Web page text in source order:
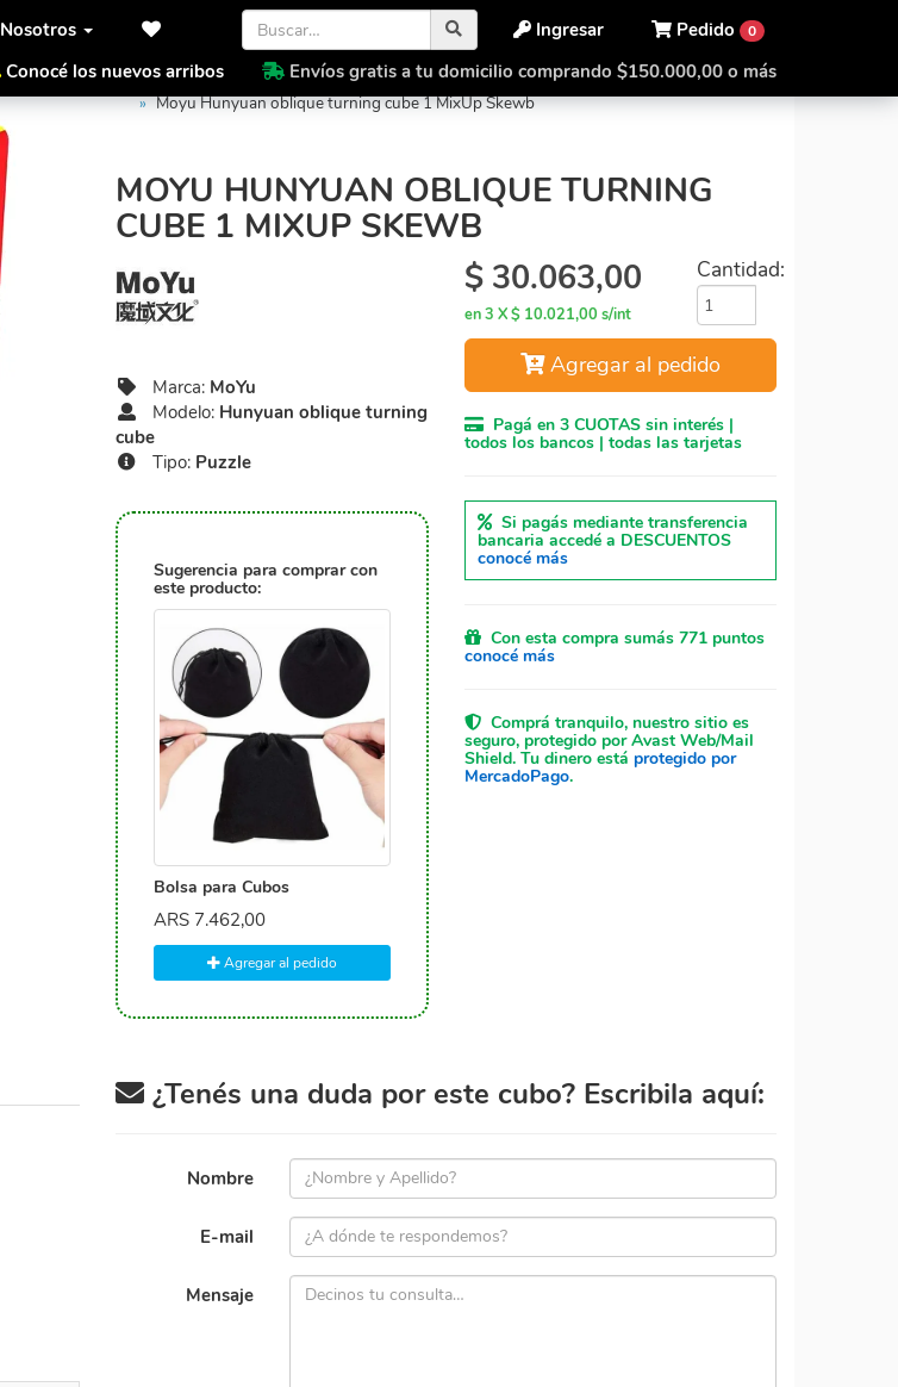
Nosotros Pedido 0
Ingresar
Conocé los nuevos arribos
Envíos gratis a tu domicilio comprando $150.000,00 o más
Inicio MoYu
Hunyuan oblique turning cube
Moyu Hunyuan oblique turning cube 1 MixUp Skewb
MOYU HUNYUAN OBLIQUE TURNING
CUBE 1 MIXUP SKEWB
Marca: MoYu
Modelo: Hunyuan oblique turning
cube
Tipo: Puzzle
Sugerencia para comprar con
este producto:
Bolsa para Cubos
ARS 7.462,00
Agregar al pedido
$ 30.063,00
en 3 X $ 10.021,00 s/int
Cantidad:
Agregar al pedido
Pagá en 3 CUOTAS sin interés |
todos los bancos | todas las tarjetas
Si pagás mediante transferencia
bancaria accedé a DESCUENTOS
conocé más
Con esta compra sumás 771 puntos
conocé más
Comprá tranquilo, nuestro sitio es
seguro, protegido por Avast Web/Mail
Shield. Tu dinero está protegido por
MercadoPago.
¿Tenés una duda por este cubo? Escribila aquí:
Nombre
E-mail
Mensaje